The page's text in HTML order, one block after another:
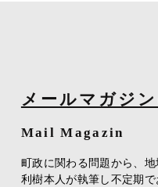
メールマガジ
Mail Magazin
町政に関わる問題から、
利樹本人が執筆し不定期